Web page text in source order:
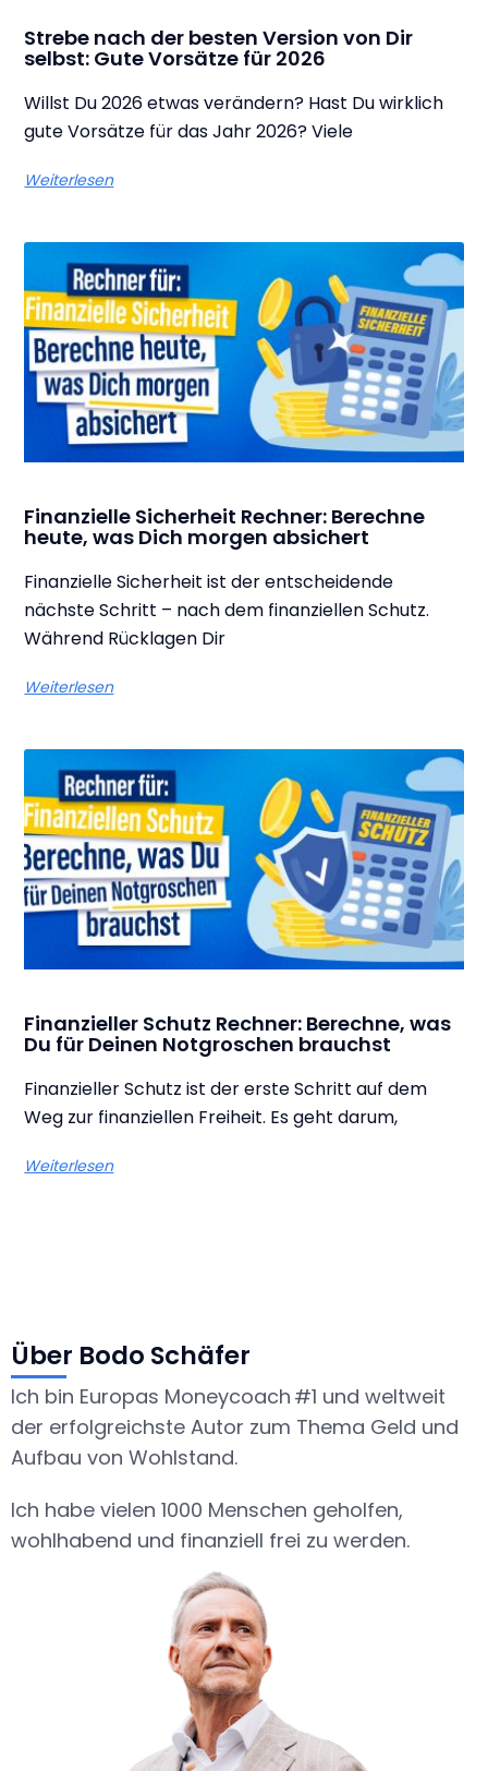
Strebe nach der besten Version von Dir
selbst: Gute Vorsätze für 2026
Willst Du 2026 etwas verändern? Hast Du wirklich
gute Vorsätze für das Jahr 2026? Viele
Weiterlesen
Finanzielle Sicherheit Rechner: Berechne
heute, was Dich morgen absichert
Finanzielle Sicherheit ist der entscheidende
nächste Schritt – nach dem finanziellen Schutz.
Während Rücklagen Dir
Weiterlesen
Finanzieller Schutz Rechner: Berechne, was
Du für Deinen Notgroschen brauchst
Finanzieller Schutz ist der erste Schritt auf dem
Weg zur finanziellen Freiheit. Es geht darum,
Weiterlesen
Über Bodo Schäfer​
Ich bin Europas Moneycoach #1 und weltweit
der erfolgreichste Autor zum Thema Geld und
Aufbau von Wohlstand.
Ich habe vielen 1000 Menschen geholfen,
wohlhabend und finanziell frei zu werden.